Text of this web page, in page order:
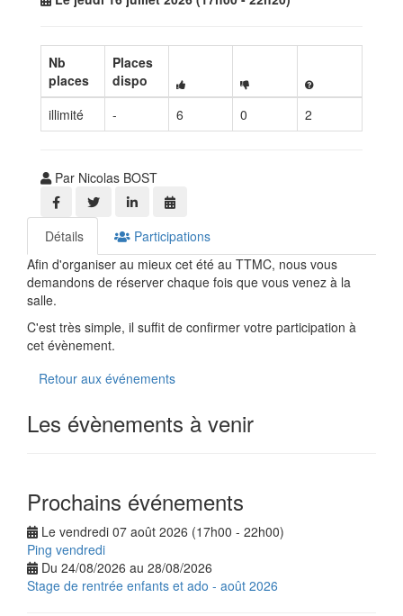
Nb
places
Places
dispo
illimité
- 6 0 2
Par Nicolas BOST
Détails
Participations
Afin d'organiser au mieux cet été au TTMC, nous vous
demandons de réserver chaque fois que vous venez à la
salle.
C'est très simple, il suffit de confirmer votre participation à
cet évènement.
Retour aux événements
Les évènements à venir
Prochains événements
Le vendredi 07 août 2026 (17h00 - 22h00)
Ping vendredi
Du 24/08/2026 au 28/08/2026
Stage de rentrée enfants et ado - août 2026